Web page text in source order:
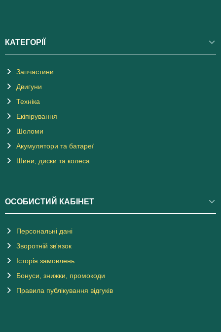
КАТЕГОРІЇ
Запчастини
Двигуни
Техніка
Екіпірування
Шоломи
Акумулятори та батареї
Шини, диски та колеса
ОСОБИСТИЙ КАБІНЕТ
Персональні дані
Зворотній зв'язок
Історія замовлень
Бонуси, знижки, промокоди
Правила публікування відгуків